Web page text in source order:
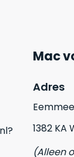
Mac
Adres
1382 KA
(Alleen